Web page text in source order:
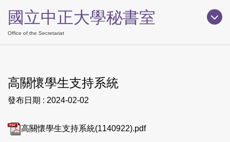
到
主
要
區
國立中正大學秘書室
Office of the Secretariat
高關懷學生支持系統
發布日期 : 2024-02-02
高關懷學生支持系統(1140922).pdf